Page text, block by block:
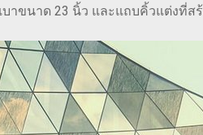
าขนาด 23 นิ้ว และแถบคิ้วแต่งที่ส